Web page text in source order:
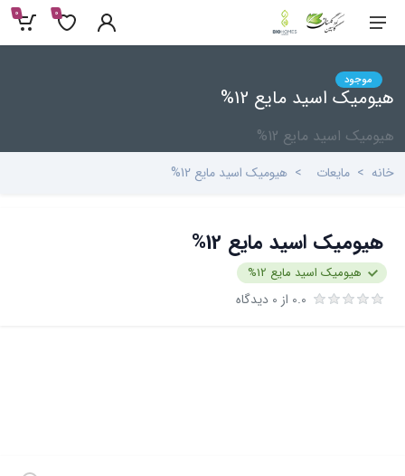
0
0
هیومیک اسید مایع 12%
هیومیک اسید مایع 12%
خانه مایعات هیومیک اسید مایع 12%
هیومیک اسید مایع 12%
0.0 از 0 دیدگاه
هیومیک اسید مایع 12%
موجود